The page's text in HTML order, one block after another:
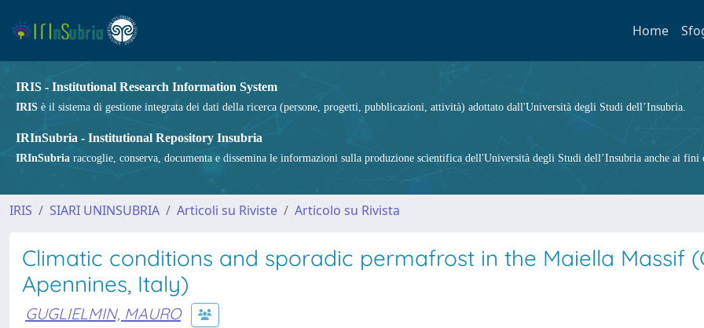
Home
IRIS - Institutional Research Information System
IRIS è il sistema di gestione integrata dei dati della ricerca (persone, progetti, pubblicazioni, attività) adottato dall'Università degli Studi dell’Insubria.
IRInSubria - Institutional Repository Insubria
IRInSubria raccoglie, conserva, documenta e dissemina le informazioni sulla produzione scientifica dell'Università degli Studi dell’Insubria anche ai fini
IRIS SIARI UNINSUBRIA Articoli su Riviste Articolo su Rivista
Climatic conditions and sporadic permafrost in the Maiella Massif
Apennines, Italy)
GUGLIELMIN, MAURO